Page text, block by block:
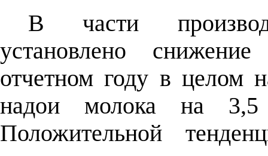
В части
установлено
отчетном году в целом
надои молока на
Положительной